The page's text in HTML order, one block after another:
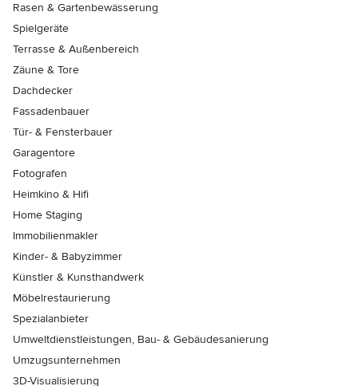
Rasen & Gartenbewässerung
Spielgeräte
Terrasse & Außenbereich
Zäune & Tore
Dachdecker
Fassadenbauer
Tür- & Fensterbauer
Garagentore
Fotografen
Heimkino & Hifi
Home Staging
Immobilienmakler
Kinder- & Babyzimmer
Künstler & Kunsthandwerk
Möbelrestaurierung
Spezialanbieter
Umweltdienstleistungen, Bau- & Gebäudesanierung
Umzugsunternehmen
3D-Visualisierung